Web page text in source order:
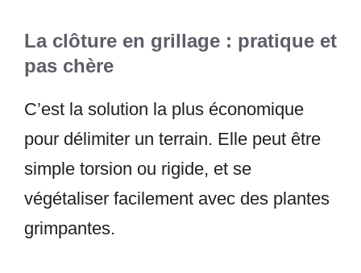
La clôture en grillage : pratique et
pas chère
C’est la solution la plus économique
pour délimiter un terrain. Elle peut être
simple torsion ou rigide, et se
végétaliser facilement avec des plantes
grimpantes.